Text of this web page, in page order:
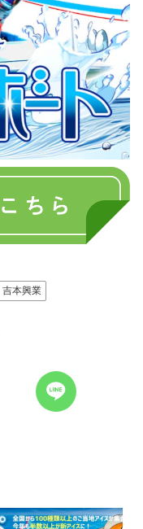
吉本興業